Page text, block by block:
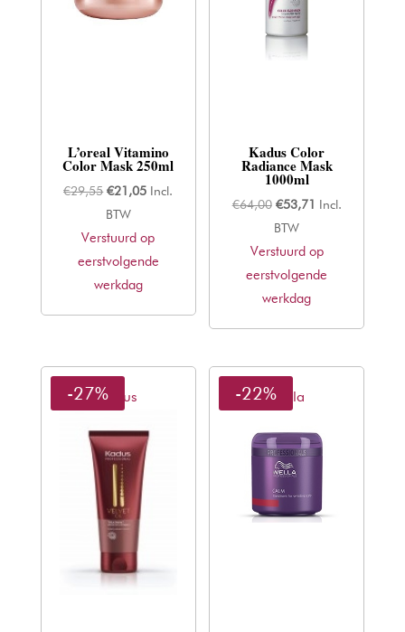
L’oreal Vitamino
Color Mask 250ml
€29,55 Oorspronkelijke
prijs
was:
€29,55.
€21,05Huidige
is:
€21,05.
Incl.
BTW
Verstuurd op
eerstvolgende
werkdag
Kadus Color
Radiance Mask
1000ml
€64,00 Oorspronkelijke
prijs
was:
€64,00.
€53,71 Huidige
is:
€53,71.
Incl.
BTW
Verstuurd op
eerstvolgende
werkdag
Kadus
-27% Wella
-22%